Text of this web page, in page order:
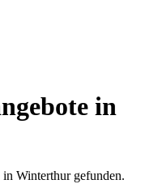
in
Winterthur gefunden.